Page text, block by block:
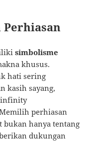
Perhiasan
simbolisme
khusus.
hati sering
kasih sayang,
infinity
perhiasan
bukan hanya tentang
dukungan